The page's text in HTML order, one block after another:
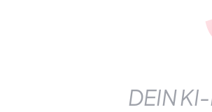
DEIN